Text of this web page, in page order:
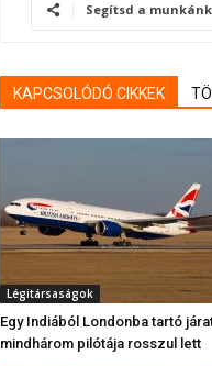
Segítsd a
KAPCSOLÓDÓ CIKKEK
Légitársaságok
Egy Indiából Londonba tartó
mindhárom pilótája rosszul lett